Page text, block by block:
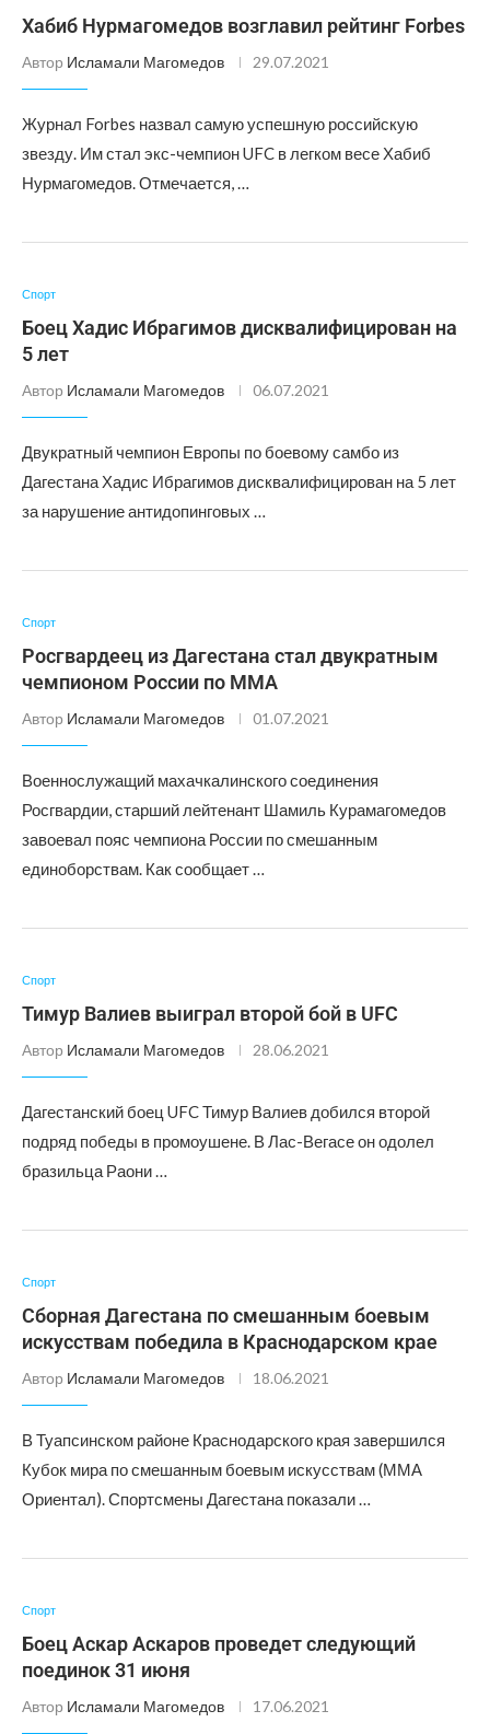
Хабиб Нурмагомедов возглавил рейтинг Forbes
Автор Исламали Магомедов 29.07.2021
Журнал Forbes назвал самую успешную российскую
звезду. Им стал экс-чемпион UFC в легком весе Хабиб
Нурмагомедов. Отмечается, …
Спорт
Боец Хадис Ибрагимов дисквалифицирован на
5 лет
Автор Исламали Магомедов 06.07.2021
Двукратный чемпион Европы по боевому самбо из
Дагестана Хадис Ибрагимов дисквалифицирован на 5 лет
за нарушение антидопинговых …
Спорт
Росгвардеец из Дагестана стал двукратным
чемпионом России по ММА
Автор Исламали Магомедов 01.07.2021
Военнослужащий махачкалинского соединения
Росгвардии, старший лейтенант Шамиль Курамагомедов
завоевал пояс чемпиона России по смешанным
единоборствам. Как сообщает …
Спорт
Тимур Валиев выиграл второй бой в UFC
Автор Исламали Магомедов 28.06.2021
Дагестанский боец UFC Тимур Валиев добился второй
подряд победы в промоушене. В Лас-Вегасе он одолел
бразильца Раони …
Спорт
Сборная Дагестана по смешанным боевым
искусствам победила в Краснодарском крае
Автор Исламали Магомедов 18.06.2021
В Туапсинском районе Краснодарского края завершился
Кубок мира по смешанным боевым искусствам (ММА
Ориентал). Спортсмены Дагестана показали …
Спорт
Боец Аскар Аскаров проведет следующий
поединок 31 июня
Автор Исламали Магомедов 17.06.2021